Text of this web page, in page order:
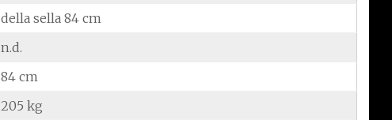
della sella 84 cm
n.d.
84 cm
205 kg